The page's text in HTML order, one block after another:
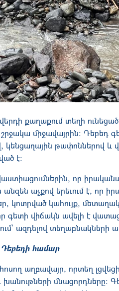
քաղաքում տեղի
միջավայրին։ Դեբեդ
թափոններով և
է։
որ
աչքով երեւում է, որ
կոտրված կահույք,
գետի վիճակն ավելի է
ազդելով տեղաբնակների
համար
աղբավայր, որտեղ
մնացորդները։